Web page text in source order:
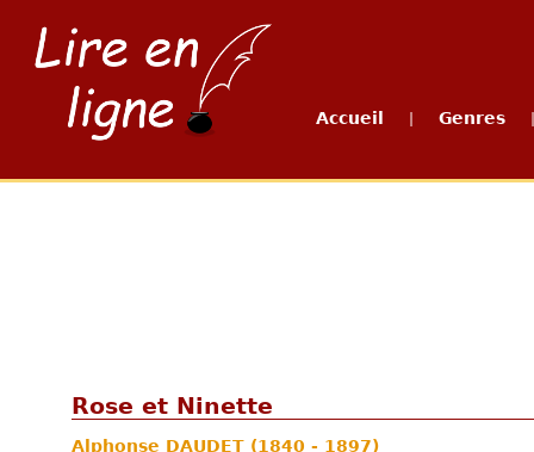
Accueil Genres
Rose et Ninette
Alphonse DAUDET (1840 - 1897)